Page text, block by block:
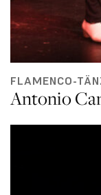
FLAMENCO-
Antonio